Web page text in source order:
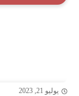
يوليو 21, 2023